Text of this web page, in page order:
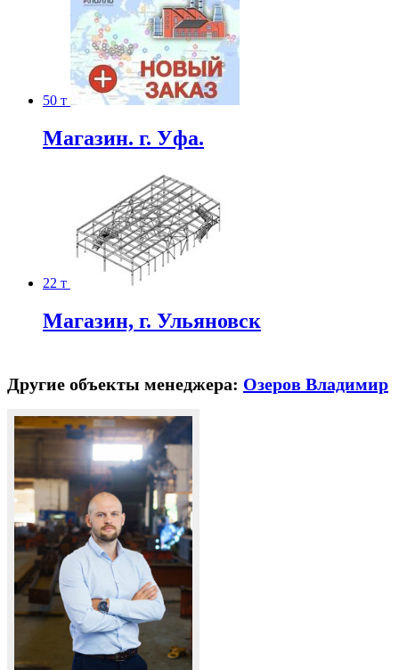
50 т
Магазин. г. Уфа.
22 т
Магазин, г. Ульяновск
Другие объекты менеджера: Озеров Владимир